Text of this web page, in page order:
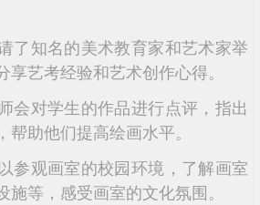
了知名的美术教育家和艺术家举
享艺考经验和艺术创作心得。
会对学生的作品进行点评，指出
助他们提高绘画水平。
参观画室的校园环境，了解画室
等，感受画室的文化氛围。